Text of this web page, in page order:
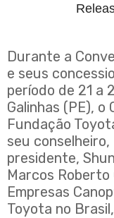
Durante a
e seus
período de 21 a
Galinhas (PE), o
Fundação
seu
presidente,
Marcos
Empresas
Toyota no